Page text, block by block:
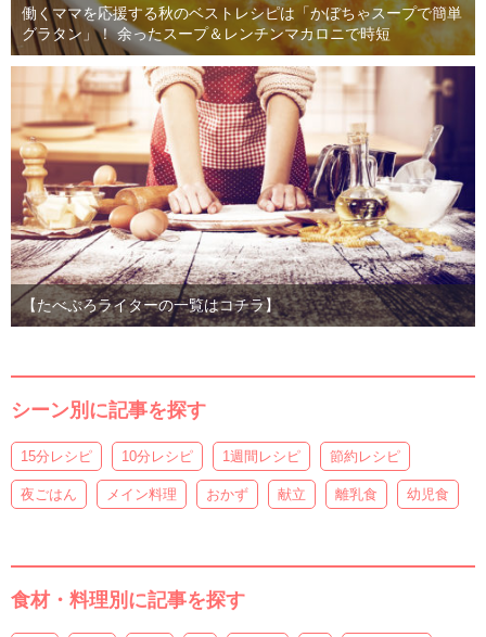
働くママを応援する秋のベストレシピは「かぼちゃスープで簡単
グラタン」！ 余ったスープ＆レンチンマカロニで時短
【たべぷろライターの一覧はコチラ】
シーン別に記事を探す
15分レシピ 10分レシピ 1週間レシピ 節約レシピ
夜ごはん メイン料理 おかず 献立 離乳食 幼児食
食材・料理別に記事を探す